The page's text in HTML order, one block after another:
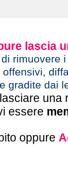
lascia
rimuovere
gradite dai
una
essere
oppure